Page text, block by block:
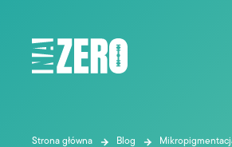
Strona główna Blog